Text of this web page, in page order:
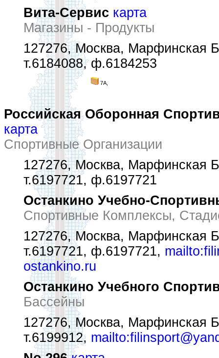
Вита-Сервис карта
Магазины - Продукты
127276, Москва, Марфинская
т.6184088, ф.6184253
7А,
Российская Оборонная
карта
Спортивные Организации
127276, Москва, Марфинская
т.6197721, ф.6197721
Останкино Учебно-
Спортивные Комплексы,
127276, Москва, Марфинская
т.6197721, ф.6197721,
ostankino.ru
Останкино Учебного
Бассейны
127276, Москва, Марфинская
т.6199912,